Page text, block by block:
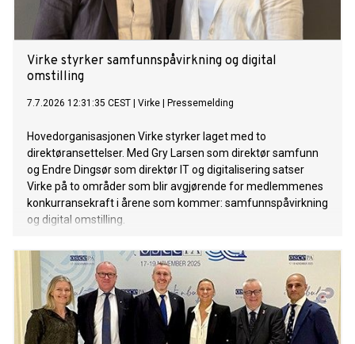
Virke styrker samfunnspåvirkning og digital
omstilling
7.7.2026 12:31:35 CEST Virke Pressemelding
Hovedorganisasjonen Virke styrker laget med to
direktøransettelser. Med Gry Larsen som direktør samfunn
og Endre Dingsør som direktør IT og digitalisering satser
Virke på to områder som blir avgjørende for medlemmenes
konkurransekraft i årene som kommer: samfunnspåvirkning
og digital omstilling.